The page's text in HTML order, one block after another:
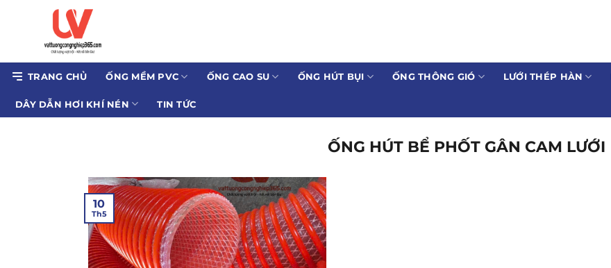
dung
TRANG CHỦ ỐNG MỀM PVC ỐNG CAO SU ỐNG HÚT BỤI ỐNG THÔNG GIÓ LƯỚI THÉP HÀN
DÂY DẪN HƠI KHÍ NÉN TIN TỨC
ỐNG HÚT BỂ PHỐT GÂN CAM LƯỚI
10
Th5